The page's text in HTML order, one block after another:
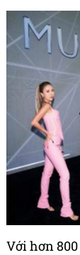
Với hơn